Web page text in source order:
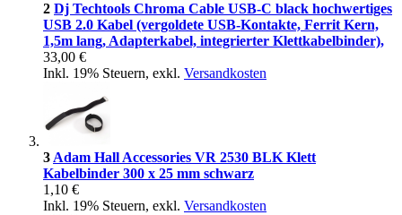
2 Dj Techtools Chroma Cable USB-C black hochwertiges
USB 2.0 Kabel (vergoldete USB-Kontakte, Ferrit Kern,
1,5m lang, Adapterkabel, integrierter Klettkabelbinder),
33,00 €
Inkl. 19% Steuern, exkl. Versandkosten
3 Adam Hall Accessories VR 2530 BLK Klett
Kabelbinder 300 x 25 mm schwarz
1,10 €
Inkl. 19% Steuern, exkl. Versandkosten